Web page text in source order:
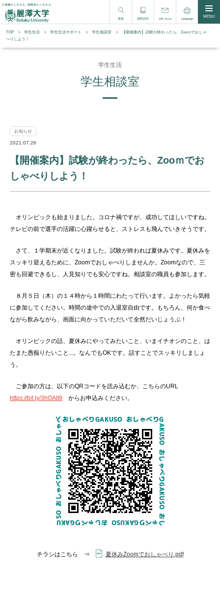
検索 資料請求 お問い合わせ Language MENU
TOP 学生生活 学⽣⽣活サポート 学生相談室
【開催案内】試験が終わったら、Zooｍでおしゃ
べりしよう！
学生生活
学生相談室
お知らせ
2021.07.26
【開催案内】試験が終わったら、Zooｍでお
しゃべりしよう！
オリンピックも始まりました。コロナ禍ですが、成功してほしいですね。
テレビの前で選手の活躍に心躍らせると、ストレスも飛んでいきそうです。
さて、１学期末が近くなりました。試験が終われば夏休みです。夏休みを
スッキリ迎えるために、Zoomでおしゃべりしませんか。Zoomなので、三
密も回避できるし、人見知りでも安心ですね。相談室の職員も参加します。
８月５日（木）の１４時から１時間にわたって行います。よかったら気軽
に参加してください。時間の途中での入退室自由です。もちろん、何か食べ
ながら飲みながら、画面に向かっていただいて全然だいじょうぶ！
オリンピックの話、夏休みにやってみたいこと、いまイチオシのこと、は
たまた愚痴りたいこと...。なんでもOKです。話すことでスッキリしましょ
う。
ご参加の方は、以下のQRコードを読み込むか、こちらのURL
https://bit.ly/3hOAlt9 からお申込みください。
チラシはこちら ⇒ 夏休みZoomでおしゃべり.pdf